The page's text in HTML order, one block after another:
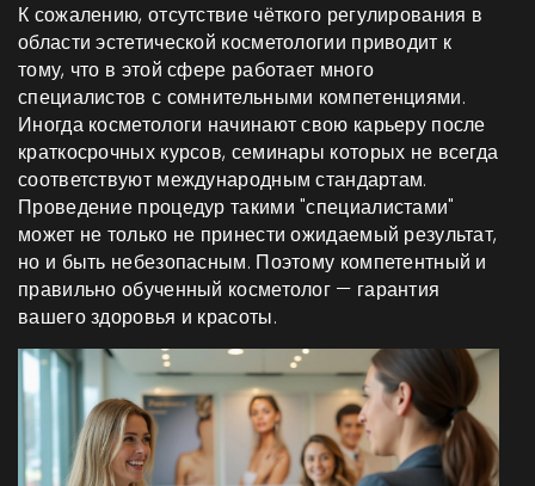
К сожалению, отсутствие чёткого регулирования в
области эстетической косметологии приводит к
тому, что в этой сфере работает много
специалистов с сомнительными компетенциями.
Иногда косметологи начинают свою карьеру после
краткосрочных курсов, семинары которых не всегда
соответствуют международным стандартам.
Проведение процедур такими "специалистами"
может не только не принести ожидаемый результат,
но и быть небезопасным. Поэтому компетентный и
правильно обученный косметолог — гарантия
вашего здоровья и красоты.